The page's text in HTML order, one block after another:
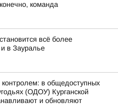
команда
всё более
в Зауралье
в общедоступных
(ОДОУ) Курганской
и обновляют